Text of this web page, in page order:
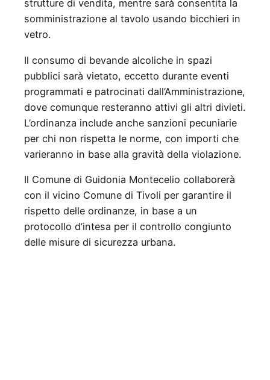
strutture di vendita, mentre sarà consentita la
somministrazione al tavolo usando bicchieri in
vetro.
Il consumo di bevande alcoliche in spazi
pubblici sarà vietato, eccetto durante eventi
programmati e patrocinati dall’Amministrazione,
dove comunque resteranno attivi gli altri divieti.
L’ordinanza include anche sanzioni pecuniarie
per chi non rispetta le norme, con importi che
varieranno in base alla gravità della violazione.
Il Comune di Guidonia Montecelio collaborerà
con il vicino Comune di Tivoli per garantire il
rispetto delle ordinanze, in base a un
protocollo d’intesa per il controllo congiunto
delle misure di sicurezza urbana.